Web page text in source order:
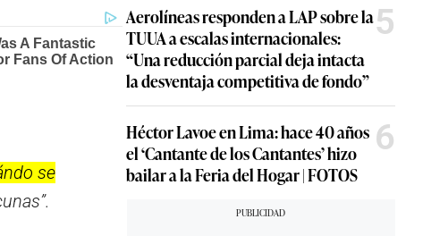
se
Aerolíneas responden a LAP sobre la
TUUA a escalas internacionales:
“Una reducción parcial deja intacta
la desventaja competitiva de fondo”
5
Héctor Lavoe en Lima: hace 40 años
el ‘Cantante de los Cantantes’ hizo
bailar a la Feria del Hogar | FOTOS
6